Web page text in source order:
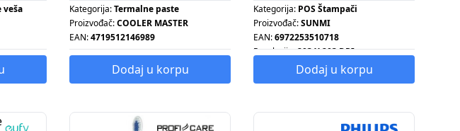
veša
Kategorija:Termalne paste
Proizvođač:COOLER MASTER
EAN:4719512146989
Dodaj u korpu
Kategorija: POS Štampači
Proizvođač:SUNMI
EAN:6972253510718
Rezolucija:203 X 203 DPI
Dodaj u korpu